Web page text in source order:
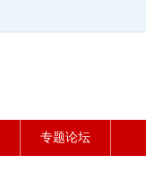
专题论坛